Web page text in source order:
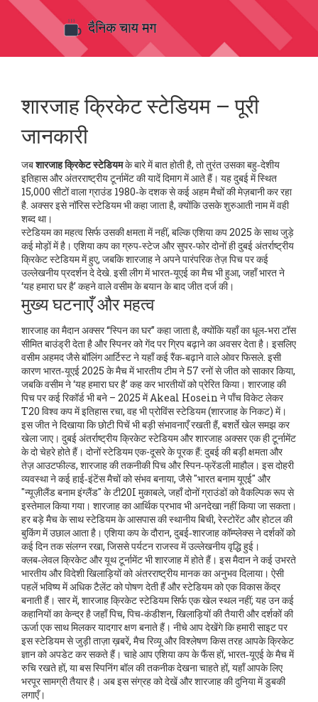
शारजाह क्रिकेट स्टेडियम – पूरी
जानकारी
जबशारजाह क्रिकेट स्टेडियमके बारे में बात होती है, तो तुरंत उसका बहु‑देशीय
इतिहास और अंतरराष्ट्रीय टूर्नामेंट की यादें दिमाग में आते हैं। यह दुबई में स्थित
15,000 सीटों वाला ग्राउंड 1980‑के दशक से कई अहम मैचों की मेज़बानी कर रहा
है. अक्सर इसेनॉरिस स्टेडियमभी कहा जाता है, क्योंकि उसके शुरुआती नाम में वही
शब्द था।
स्टेडियम का महत्व सिर्फ उसकी क्षमता में नहीं, बल्किएशिया कप 2025 के साथ जुड़े
कई मोड़ों में है। एशिया कप का ग्रुप‑स्टेज और सुपर‑फोर दोनों ही दुबई अंतर्राष्ट्रीय
क्रिकेट स्टेडियम में हुए, जबकि शारजाह ने अपने पारंपरिक तेज़ पिच पर कई
उल्लेखनीय प्रदर्शन दे देखे. इसी लीग में भारत‑यूएई का मैच भी हुआ, जहाँ भारत ने
‘यह हमारा घर है’ कहने वाले वसीम के बयान के बाद जीत दर्ज की।
मुख्य घटनाएँ और महत्व
शारजाह का मैदान अक्सर “स्पिन का घर” कहा जाता है, क्योंकि यहाँ का धूल‑भरा टॉस
सीमित बाउंड्री देता है और स्पिनर को गेंद पर ग्रिप बढ़ाने का अवसर देता है। इसलिए
वसीम अहमदजैसे बॉलिंग आर्टिस्ट ने यहाँ कई रैंक‑बढ़ाने वाले ओवर फिसले. इसी
कारण भारत‑यूएई 2025 के मैच में भारतीय टीम ने 57 रनों से जीत को साकार किया,
जबकि वसीम ने ‘यह हमारा घर है’ कह कर भारतीयों को प्रेरित किया। शारजाह की
पिच पर कई रिकॉर्ड भी बने – 2025 में Akeal Hosein ने पाँच विकेट लेकर
T20 विश्व कप में इतिहास रचा, वह भी प्रोविंस स्टेडियम (शारजाह के निकट) में।
इस जीत ने दिखाया कि छोटी पिचें भी बड़ी संभावनाएँ रखती हैं, बशर्ते खेल समझ कर
खेला जाए। दुबई अंतर्राष्ट्रीय क्रिकेट स्टेडियम और शारजाह अक्सर एक ही टूर्नामेंट
के दो चेहरे होते हैं। दोनों स्टेडियम एक-दूसरे के पूरक हैं: दुबई की बड़ी क्षमता और
तेज़ आउटफील्ड, शारजाह की तकनीकी पिच और स्पिन‑फ्रेंडली माहौल। इस दोहरी
व्यवस्था ने कई हाई‑इंटेंस मैचों को संभव बनाया, जैसे "भारत बनाम यूएई" और
"न्यूज़ीलैंड बनाम इंग्लैंड" के टी20I मुकाबले, जहाँ दोनों ग्राउंडों को वैकल्पिक रूप से
इस्तेमाल किया गया। शारजाह का आर्थिक प्रभाव भी अनदेखा नहीं किया जा सकता।
हर बड़े मैच के साथ स्टेडियम के आसपास की स्थानीय बिची, रेस्टोरेंट और होटल की
बुकिंग में उछाल आता है। एशिया कप के दौरान, दुबई‑शारजाह कॉम्प्लेक्स ने दर्शकों को
कई दिन तक संलग्न रखा, जिससे पर्यटन राजस्व में उल्लेखनीय वृद्धि हुई।
क्लब‑लेवल क्रिकेट और यूथ टूर्नामेंट भी शारजाह में होते हैं। इस मैदान ने कई उभरते
भारतीय और विदेशी खिलाड़ियों को अंतरराष्ट्रीय मानक का अनुभव दिलाया। ऐसी
पहलें भविष्य में अधिक टैलेंट को पोषण देती हैं और स्टेडियम को एक विकास केंद्र
बनाती हैं। सार में, शारजाह क्रिकेट स्टेडियम सिर्फ एक खेल स्थल नहीं; यह उन कई
कहानियों का केन्द्र है जहाँ पिच, पिच‑कंडीशन, खिलाड़ियों की तैयारी और दर्शकों की
ऊर्जा एक साथ मिलकर यादगार क्षण बनाते हैं। नीचे आप देखेंगे कि हमारी साइट पर
इस स्टेडियम से जुड़ी ताज़ा ख़बरें, मैच रिव्यू और विश्लेषण किस तरह आपके क्रिकेट
ज्ञान को अपडेट कर सकते हैं। चाहे आप एशिया कप के फैंस हों, भारत‑यूएई के मैच में
रुचि रखते हों, या बस स्पिनिंग बॉल की तकनीक देखना चाहते हों, यहाँ आपके लिए
भरपूर सामग्री तैयार है। अब इस संग्रह को देखें और शारजाह की दुनिया में डुबकी
लगाएँ।